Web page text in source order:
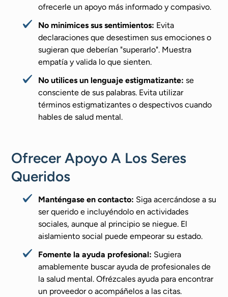
ofrecerle un apoyo más informado y compasivo.
No minimices sus sentimientos: Evita
declaraciones que desestimen sus emociones o
sugieran que deberían "superarlo". Muestra
empatía y valida lo que sienten.
No utilices un lenguaje estigmatizante: se
consciente de sus palabras. Evita utilizar
términos estigmatizantes o despectivos cuando
hables de salud mental.
Ofrecer Apoyo A Los Seres
Queridos
Manténgase en contacto: Siga acercándose a su
ser querido e incluyéndolo en actividades
sociales, aunque al principio se niegue. El
aislamiento social puede empeorar su estado.
Fomente la ayuda profesional: Sugiera
amablemente buscar ayuda de profesionales de
la salud mental. Ofrézcales ayuda para encontrar
un proveedor o acompáñelos a las citas.